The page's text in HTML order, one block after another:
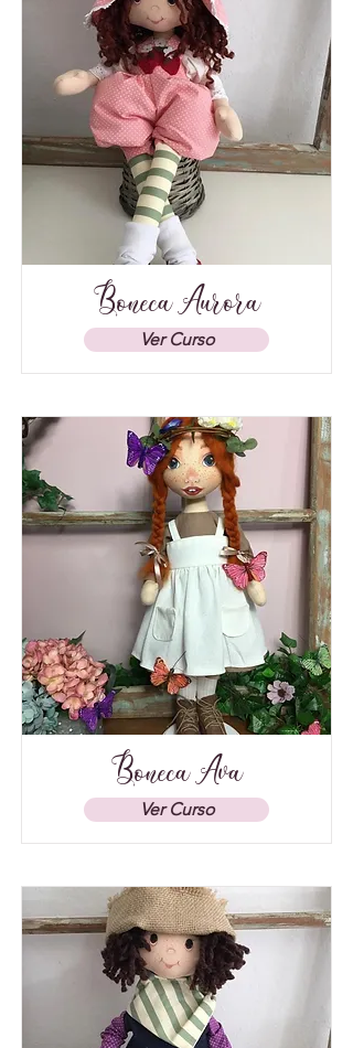
Boneca Aurora
Ver Curso
Boneca Ava
Ver Curso